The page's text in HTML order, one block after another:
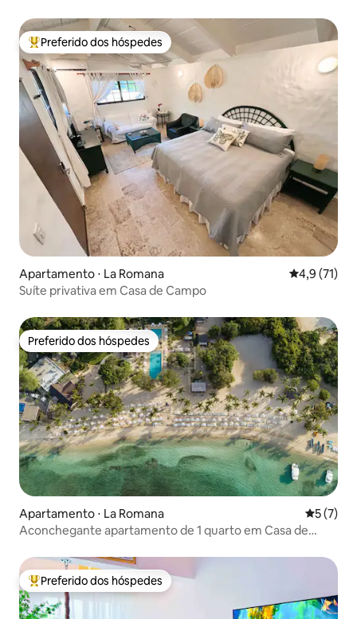
Entre os melhores preferidos dos hóspedes
Preferido dos hóspedes
Apartamento ⋅ La Romana 4,9 de uma
4,9 (71)
Suíte privativa em Casa de Campo
Preferido dos hóspedes
Preferido dos hóspedes
Apartamento ⋅ La Romana 5 de
5 (7)
Aconchegante apartamento de 1 quarto em Casa de
Entre os melhores preferidos dos hóspedes
Preferido dos hóspedes